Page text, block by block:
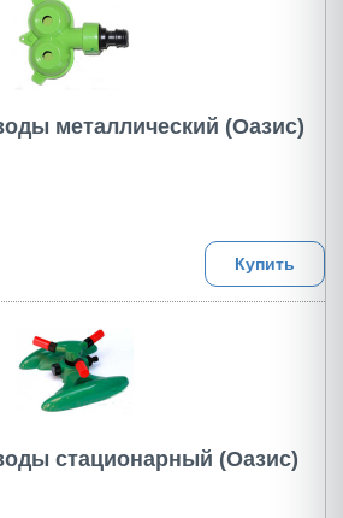
металлический (Оазис)
Купить
стационарный (Оазис)